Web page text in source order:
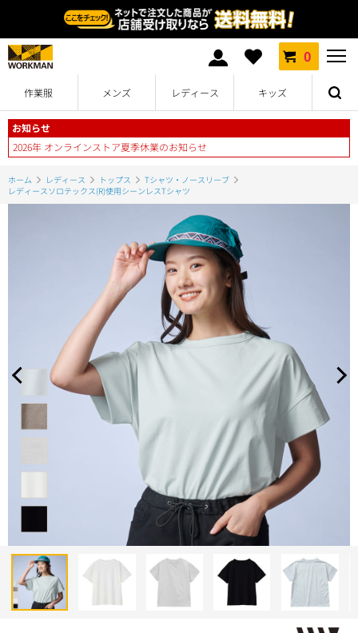
0
作業服 メンズ レディース キッズ
お知らせ
2026年 オンラインストア夏季休業のお知らせ
ホーム レディース トップス
Tシャツ・ノースリーブ
レディースソロテックス(R)使用シーンレスTシャツ